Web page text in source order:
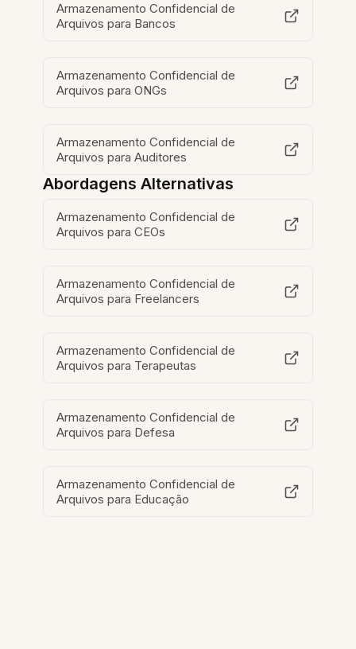
Armazenamento Confidencial de
Arquivos para Bancos
Armazenamento Confidencial de
Arquivos para ONGs
Armazenamento Confidencial de
Arquivos para Auditores
Abordagens Alternativas
Armazenamento Confidencial de
Arquivos para CEOs
Armazenamento Confidencial de
Arquivos para Freelancers
Armazenamento Confidencial de
Arquivos para Terapeutas
Armazenamento Confidencial de
Arquivos para Defesa
Armazenamento Confidencial de
Arquivos para Educação